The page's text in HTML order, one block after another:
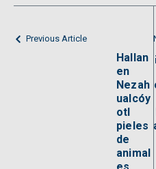
Previous Article
Hallan
en
Nezah
ualcóy
otl
pieles
de
animal